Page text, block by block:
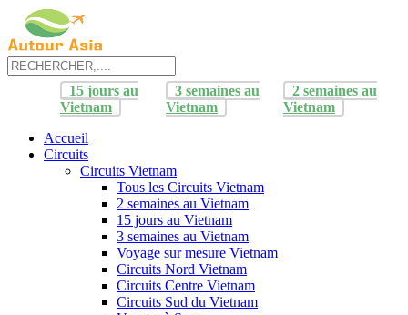
15 jours au
Vietnam
3 semaines au
Vietnam
2 semaines au
Vietnam
Accueil
Circuits
Circuits Vietnam
Tous les Circuits Vietnam
2 semaines au Vietnam
15 jours au Vietnam
3 semaines au Vietnam
Voyage sur mesure Vietnam
Circuits Nord Vietnam
Circuits Centre Vietnam
Circuits Sud du Vietnam